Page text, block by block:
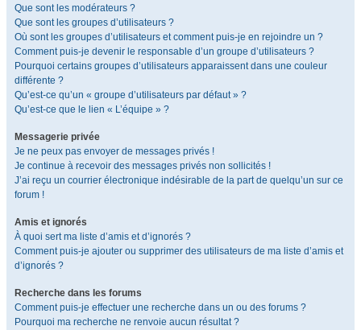
Que sont les modérateurs ?
Que sont les groupes d’utilisateurs ?
Où sont les groupes d’utilisateurs et comment puis-je en rejoindre un ?
Comment puis-je devenir le responsable d’un groupe d’utilisateurs ?
Pourquoi certains groupes d’utilisateurs apparaissent dans une couleur
différente ?
Qu’est-ce qu’un « groupe d’utilisateurs par défaut » ?
Qu’est-ce que le lien « L’équipe » ?
Messagerie privée
Je ne peux pas envoyer de messages privés !
Je continue à recevoir des messages privés non sollicités !
J’ai reçu un courrier électronique indésirable de la part de quelqu’un sur ce
forum !
Amis et ignorés
À quoi sert ma liste d’amis et d’ignorés ?
Comment puis-je ajouter ou supprimer des utilisateurs de ma liste d’amis et
d’ignorés ?
Recherche dans les forums
Comment puis-je effectuer une recherche dans un ou des forums ?
Pourquoi ma recherche ne renvoie aucun résultat ?